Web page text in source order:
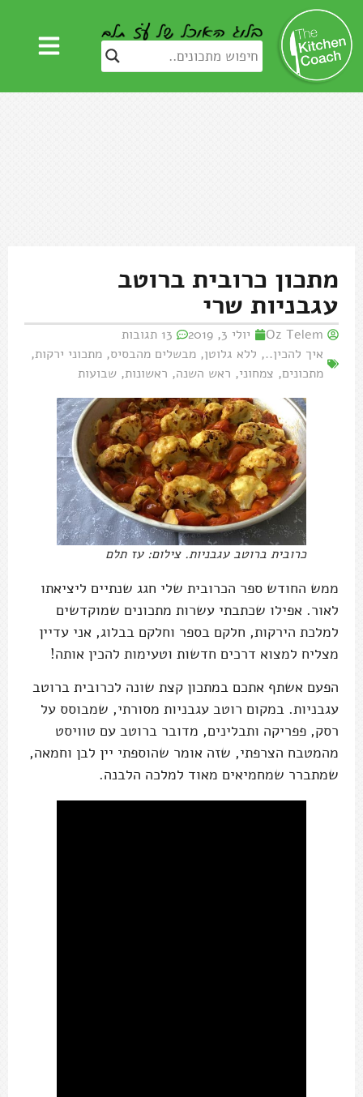
מתכון כרובית ברוטב
עגבניות שרי
Oz Telem יולי 3, 2019
13 תגובות
איך להכין.., ללא גלוטן, מבשלים מהבסיס, מתכוני ירקות,
מתכונים, צמחוני, ראש השנה, ראשונות, שבועות
כרובית ברוטב עגבניות. צילום: עז תלם
ממש החודש ספר הכרובית שלי חגג שנתיים ליציאתו
לאור. אפילו שכתבתי עשרות מתכונים שמוקדשים
למלכת הירקות, חלקם בספר וחלקם בבלוג, אני עדיין
מצליח למצוא דרכים חדשות וטעימות להכין אותה!
הפעם אשתף אתכם במתכון קצת שונה לכרובית ברוטב
עגבניות. במקום רוטב עגבניות מסורתי, שמבוסס על
רסק, פפריקה ותבלינים, מדובר ברוטב עם טוויסט
מהמטבח הצרפתי, שזה אומר שהוספתי יין לבן וחמאה,
שמתברר שמחמיאים מאוד למלכה הלבנה.